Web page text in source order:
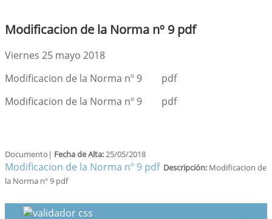
Modificacion de la Norma nº 9 pdf
Viernes 25 mayo 2018
Modificacion de la Norma nº 9 pdf
Modificacion de la Norma nº 9 pdf
Documento| Fecha de Alta:25/05/2018
Modificacion de la Norma nº 9 pdf Descripción: Modificacion de
la Norma nº 9 pdf